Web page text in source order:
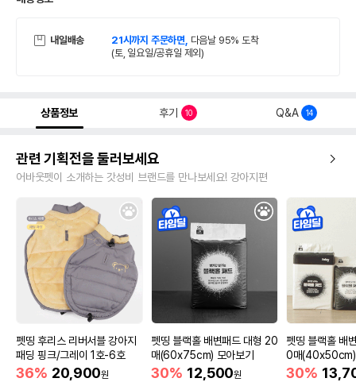
내일배송 21시까지 주문하면, 다음날 95% 도착
(토, 일요일/공휴일 제외)
상품정보 후기 10 Q&A 14
관련 기획전을 둘러보세요
어바웃펫이 소개하는 갓성비 브랜드를 만나보세요! 강아지편
펫띵 후리스 리버서블 강아지
패딩 핑크/그레이 1호-6호
36% 20,900원
펫띵 블랙홀 배변패드 대형 20
매(60x75cm) 모아보기
30% 12,500원
펫띵 블랙홀 배
0매(40x50cm)
30%